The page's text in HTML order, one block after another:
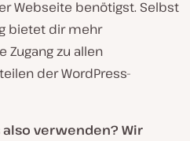
Webseite benötigst. Selbst
bietet dir mehr
Zugang zu allen
der WordPress-
verwenden? Wir